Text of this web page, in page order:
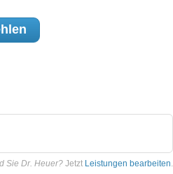
Sie Dr. Heuer? Jetzt Leistungen bearbeiten.